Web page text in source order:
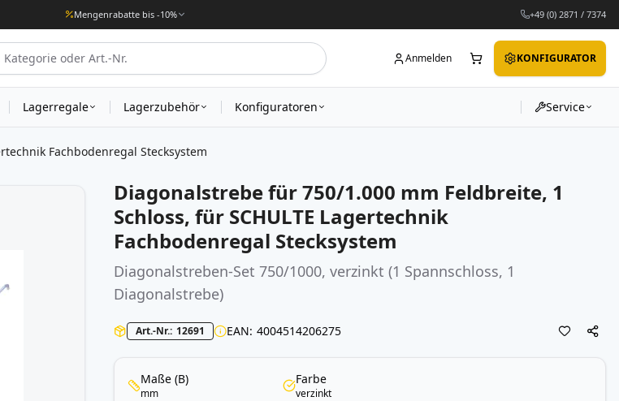
Mengenrabatte bis -10% +49 (0) 2871 / 7374
Anmelden KONFIGURATOR
Lagerregale Lagerzubehör Konfiguratoren Service
Fachbodenregal Stecksystem
Diagonalstrebe für 750/1.000 mm Feldbreite, 1
Schloss, für SCHULTE Lagertechnik
Fachbodenregal Stecksystem
Diagonalstreben-Set 750/1000, verzinkt (1 Spannschloss, 1
Diagonalstrebe)
Art.-Nr. 12691 EAN 4004514206275
Maße (B)
mm
Farbe
verzinkt